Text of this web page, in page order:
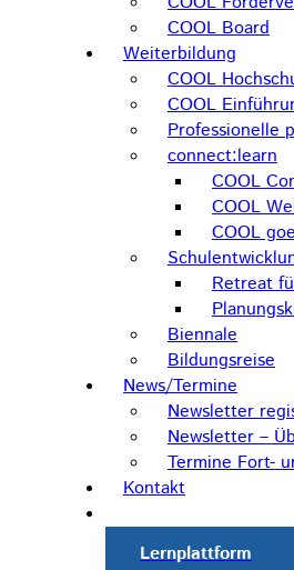
COOL Board
Weiterbildung
COOL
COOL
Professionelle
connect:learn
COOL
COOL
COOL
Retreat
Biennale
Bildungsreise
News/Termine
Newsletter
Newsletter –
Termine Fort-
Kontakt
Lernplattform